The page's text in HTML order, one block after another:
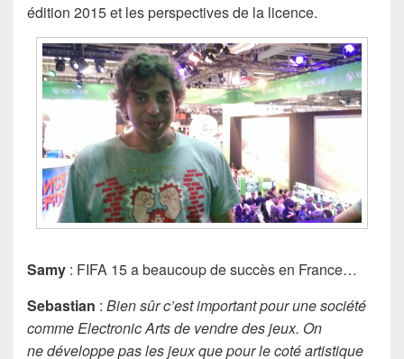
édition 2015 et les perspectives de la licence.
Samy : FIFA 15 a beaucoup de succès en France…
Sebastian : Bien sûr c’est important pour une société
comme Electronic Arts de vendre des jeux. On
ne développe pas les jeux que pour le coté artistique